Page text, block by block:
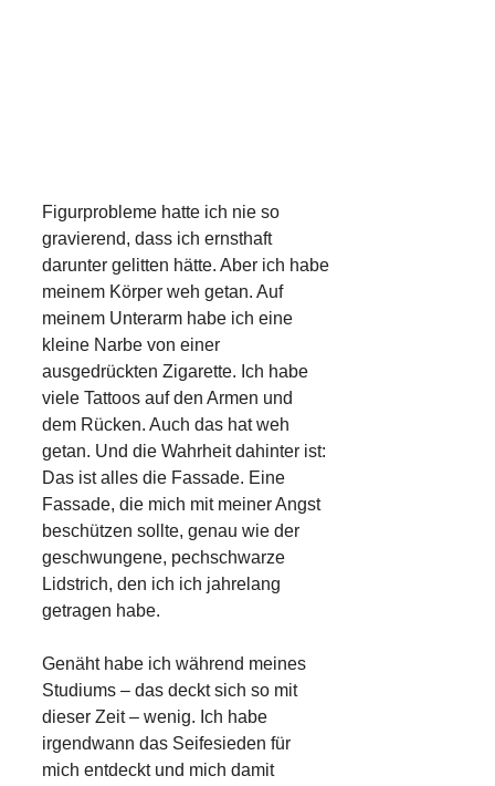
Figurprobleme hatte ich nie so
gravierend, dass ich ernsthaft
darunter gelitten hätte. Aber ich habe
meinem Körper weh getan. Auf
meinem Unterarm habe ich eine
kleine Narbe von einer
ausgedrückten Zigarette. Ich habe
viele Tattoos auf den Armen und
dem Rücken. Auch das hat weh
getan. Und die Wahrheit dahinter ist:
Das ist alles die Fassade. Eine
Fassade, die mich mit meiner Angst
beschützen sollte, genau wie der
geschwungene, pechschwarze
Lidstrich, den ich ich jahrelang
getragen habe.
Genäht habe ich während meines
Studiums – das deckt sich so mit
dieser Zeit – wenig. Ich habe
irgendwann das Seifesieden für
mich entdeckt und mich damit